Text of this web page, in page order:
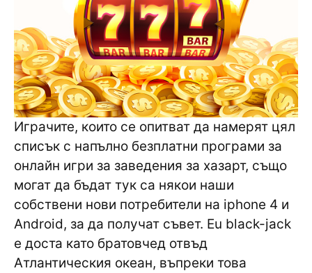
Играчите, които се опитват да намерят цял
​​списък с напълно безплатни програми за
онлайн игри за заведения за хазарт, също
могат да бъдат тук са някои наши
собствени нови потребители на iphone 4 и
Android, за да получат съвет. Eu black-jack
е доста като братовчед отвъд
Атлантическия океан, въпреки това